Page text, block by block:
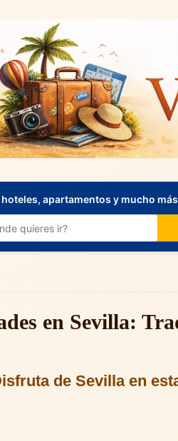
apartamentos y mucho
en Sevilla:
de Sevilla en